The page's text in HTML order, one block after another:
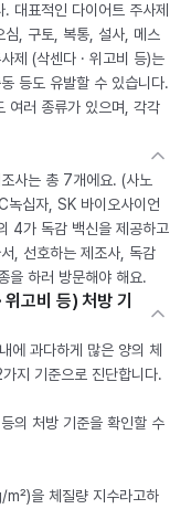
대표적인 다이어트 주사제
심, 구토, 복통, 설사, 메스
제 (삭센다 · 위고비 등)는
등도 유발할 수 있습니다.
여러 종류가 있으며, 각각
사는 총 7개에요. (사노
십자, SK 바이오사이언
4가 독감 백신을 제공하고
, 선호하는 제조사, 독감
을 하러 방문해야 해요.
고비 등) 처방 기
에 과다하게 많은 양의 체
지 기준으로 진단합니다.
의 처방 기준을 확인할 수
을 체질량 지수라고하